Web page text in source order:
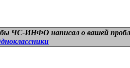
ЧС-ИНФО написал о вашей